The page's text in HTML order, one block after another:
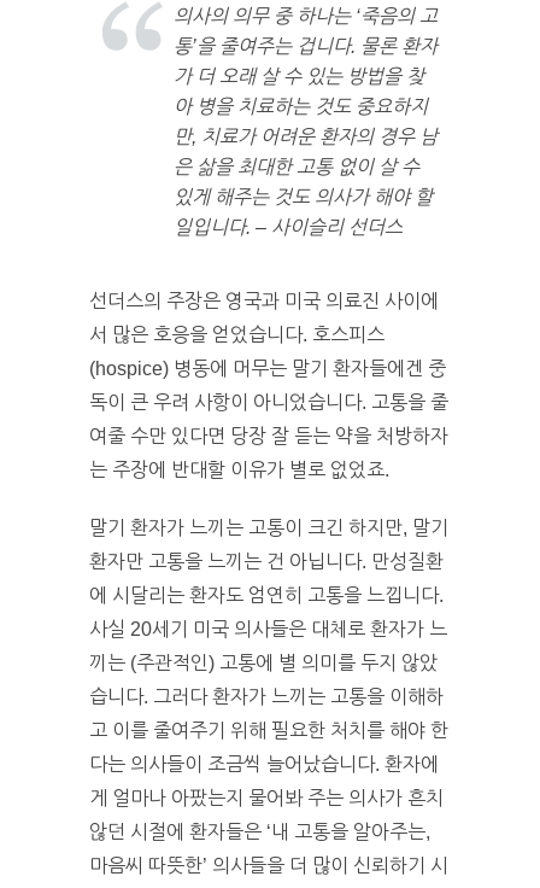
의사의 의무 중 하나는 ‘죽음의 고
통’을 줄여주는 겁니다. 물론 환자
가 더 오래 살 수 있는 방법을 찾
아 병을 치료하는 것도 중요하지
만, 치료가 어려운 환자의 경우 남
은 삶을 최대한 고통 없이 살 수
있게 해주는 것도 의사가 해야 할
일입니다. – 사이슬리 선더스
선더스의 주장은 영국과 미국 의료진 사이에
서 많은 호응을 얻었습니다. 호스피스
(hospice) 병동에 머무는 말기 환자들에겐 중
독이 큰 우려 사항이 아니었습니다. 고통을 줄
여줄 수만 있다면 당장 잘 듣는 약을 처방하자
는 주장에 반대할 이유가 별로 없었죠.
말기 환자가 느끼는 고통이 크긴 하지만, 말기
환자만 고통을 느끼는 건 아닙니다. 만성질환
에 시달리는 환자도 엄연히 고통을 느낍니다.
사실 20세기 미국 의사들은 대체로 환자가 느
끼는 (주관적인) 고통에 별 의미를 두지 않았
습니다. 그러다 환자가 느끼는 고통을 이해하
고 이를 줄여주기 위해 필요한 처치를 해야 한
다는 의사들이 조금씩 늘어났습니다. 환자에
게 얼마나 아팠는지 물어봐 주는 의사가 흔치
않던 시절에 환자들은 ‘내 고통을 알아주는,
마음씨 따뜻한’ 의사들을 더 많이 신뢰하기 시